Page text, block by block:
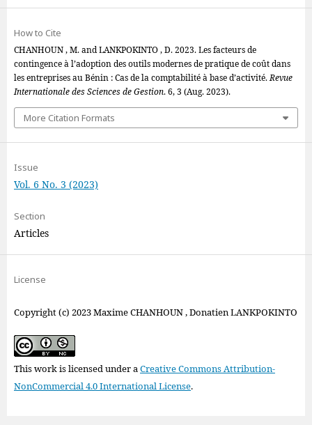
How to Cite
CHANHOUN , M. and LANKPOKINTO , D. 2023. Les facteurs de
contingence à l’adoption des outils modernes de pratique de coût dans
les entreprises au Bénin : Cas de la comptabilité à base d’activité.Revue
Internationale des Sciences de Gestion. 6, 3 (Aug. 2023).
More Citation Formats
Issue
Vol. 6 No. 3 (2023)
Section
Articles
License
Copyright (c) 2023 Maxime CHANHOUN , Donatien LANKPOKINTO
This work is licensed under aCreative Commons Attribution-
NonCommercial 4.0 International License.